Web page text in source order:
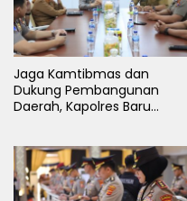
Jaga Kamtibmas dan
Dukung Pembangunan
Daerah, Kapolres Baru